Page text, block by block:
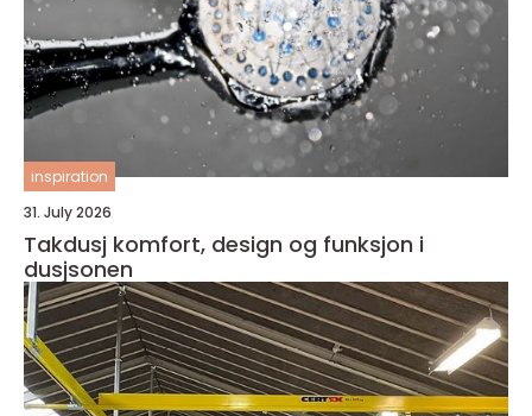
inspiration
31. July 2026
Takdusj komfort, design og funksjon i
dusjsonen